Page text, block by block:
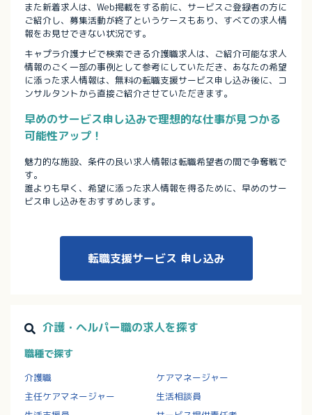
また新着求人は、Web掲載をする前に、サービスご登録者の方に
ご紹介し、募集活動が終了というケースもあり、すべての求人情
報をお見せできない状況です。
キャプラ介護ナビで検索できる介護職求人は、ご紹介可能な求人
情報のごく一部の事例として参考にしていただき、あなたの希望
に添った求人情報は、無料の転職支援サービス申し込み後に、コ
ンサルタントから直接ご紹介させていただきます。
早めのサービス申し込みで理想的な仕事が見つかる
可能性アップ！
魅力的な施設、条件の良い求人情報は転職希望者の間で争奪戦で
す。
誰よりも早く、希望に添った求人情報を得るために、早めのサー
ビス申し込みをおすすめします。
転職支援サービス 申し込み
介護・ヘルパー職の求人を探す
職種で探す
介護職
ケアマネージャー
主任ケアマネージャー
生活相談員